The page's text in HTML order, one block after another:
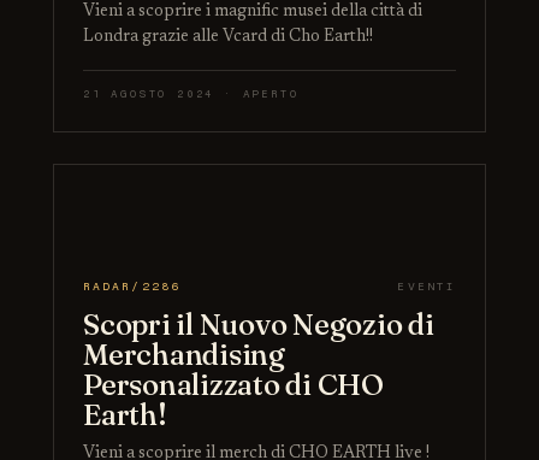
Vieni a scoprire i magnific musei della città di
Londra grazie alle Vcard di Cho Earth!!
21 AGOSTO 2024 · APERTO
RADAR/2286 EVENTI
Scopri il Nuovo Negozio di
Merchandising
Personalizzato di CHO
Earth!
Vieni a scoprire il merch di CHO EARTH live !